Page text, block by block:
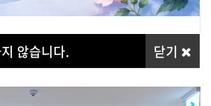
않습니다. 닫기
하는